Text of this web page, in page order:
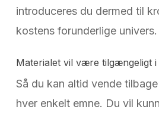
introduceres du dermed til
kostens forunderlige univers.
Materialet vil være tilgængeligt i
Så du kan altid vende
hver enkelt emne. Du vil